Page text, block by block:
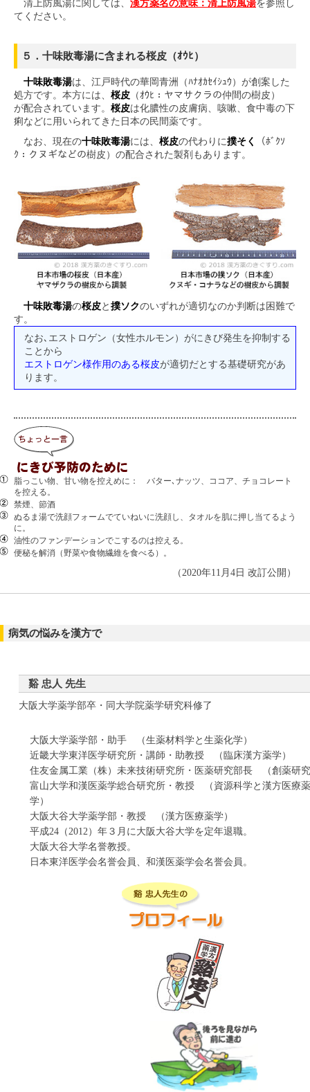
清上防風湯に関しては、 漢方薬名の意味：清上防風湯を参照し
てください。
５．十味敗毒湯に含まれる桜皮（ｵｳﾋ）
十味敗毒湯は、江戸時代の華岡青洲（ﾊﾅｵｶｾｲｼｭｳ）が創案した
処方です。本方には、 桜皮 （ｵｳﾋ：ヤマサクラの仲間の樹皮）
が配合されています。 桜皮は化膿性の皮膚病、咳嗽、食中毒の下
痢などに用いられてきた日本の民間薬です。
なお、現在の十味敗毒湯には、 桜皮の代わりに撲そく
（ﾎﾞｸｿ
ｸ：クヌギなどの樹皮）の配合された製剤もあります。
十味敗毒湯の桜皮と 撲ソクのいずれが適切なのか判断は困難で
す。
なお､エストロゲン（女性ホルモン）がにきび発生を抑制する
ことから
エストロゲン様作用のある桜皮が適切だとする基礎研究があ
ります。
脂っこい物、甘い物を控えめに： バター､ナッツ、ココア、チョコレート
を控える。
禁煙、節酒
ぬるま湯で洗顔フォームでていねいに洗顔し、タオルを肌に押し当てるよう
に。
油性のファンデーションでこするのは控える。
便秘を解消（野菜や食物繊維を食べる）。
（2020年11月4日 改訂公開）
病気の悩みを漢方で
谿 忠人 先生
大阪大学薬学部卒・同大学院薬学研究科修了
大阪大学薬学部・助手 （生薬材料学と生薬化学）
近畿大学東洋医学研究所・講師・助教授 （臨床漢方薬学）
住友金属工業（株）未来技術研究所・医薬研究部長 （創薬研
富山大学和漢医薬学総合研究所・教授 （資源科学と漢方医療薬
学）
大阪大谷大学薬学部・教授 （漢方医療薬学）
平成24（2012）年３月に大阪大谷大学を定年退職。
大阪大谷大学名誉教授。
日本東洋医学会名誉会員、和漢医薬学会名誉会員。